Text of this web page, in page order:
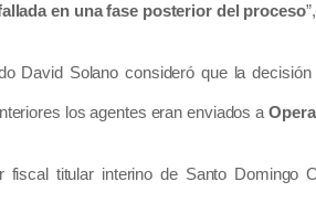
en una fase posterior del proceso
David Solano consideró que la
los agentes eran enviados a
fiscal titular interino de Santo Domingo